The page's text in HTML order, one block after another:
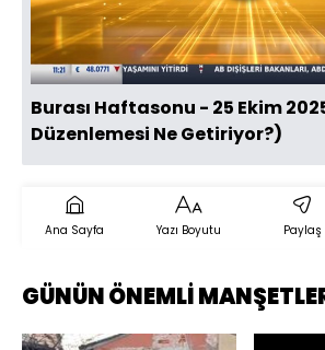
Oynat
Burası Haftasonu - 25 Ekim
Düzenlemesi Ne Getiriyor?)
Ana Sayfa Yazı Boyutu Paylaş
GÜNÜN ÖNEMLİ